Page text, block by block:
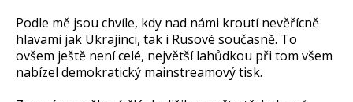
Podle mě jsou chvíle, kdy nad námi kroutí nevěřícně
hlavami jak Ukrajinci, tak i Rusové současně. To
ovšem ještě není celé, největší lahůdkou při tom všem
nabízel demokratický mainstreamový tisk.